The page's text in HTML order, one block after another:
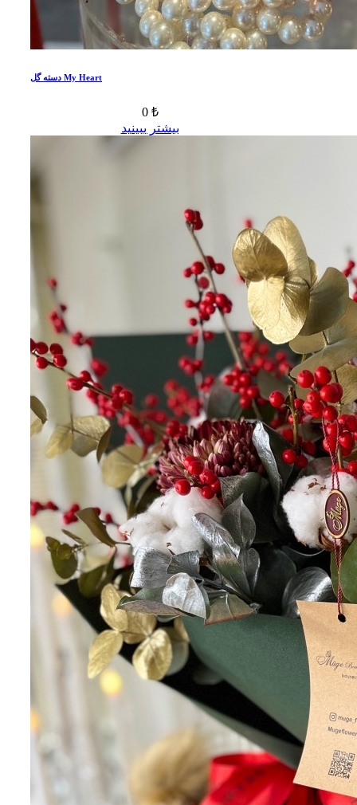
دسته گل My Heart
0 ₺
بیشتر ببینید